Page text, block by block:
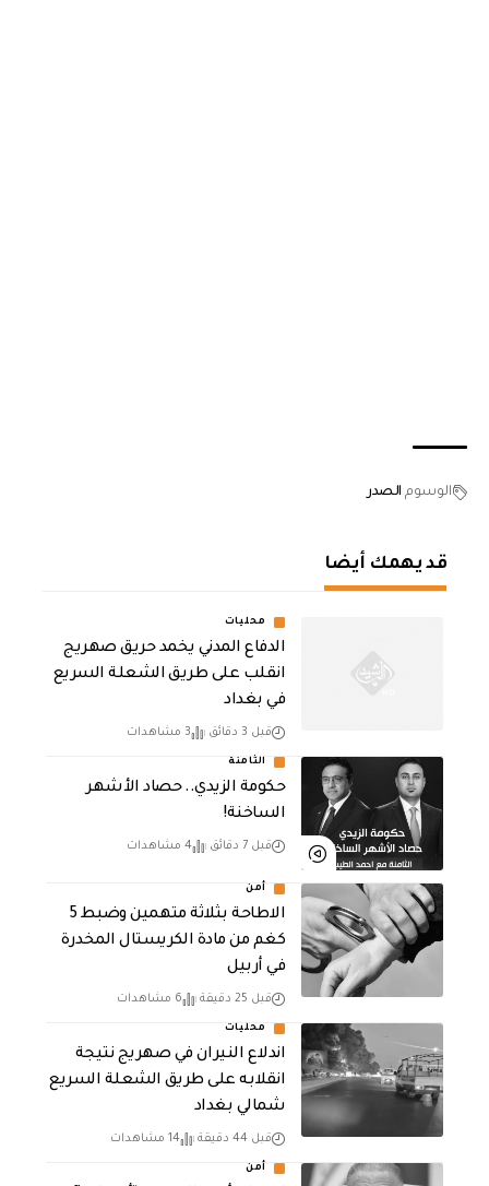
الوسوم الصدر
قد يهمك أيضا
محليات
الدفاع المدني يخمد حريق صهريج
انقلب على طريق الشعلة السريع
في بغداد
قبل 3 دقائق 3 مشاهدات
الثامنة
حكومة الزيدي.. حصاد الأشهر
الساخنة!
قبل 7 دقائق 4 مشاهدات
أمن
الاطاحة بثلاثة متهمين وضبط 5
كغم من مادة الكريستال المخدرة ​
في أربيل
قبل 25 دقيقة 6 مشاهدات
محليات
اندلاع النيران في صهريج نتيجة
انقلابه على طريق الشعلة السريع
شمالي بغداد
قبل 44 دقيقة 14 مشاهدات
أمن